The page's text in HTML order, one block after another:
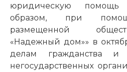
юридическую помощь
образом, при
размещенной
«Надежный дом»» в
делам гражданства
негосударственных